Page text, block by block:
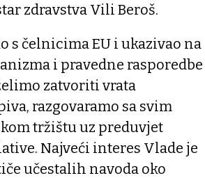
zdravstva Vili Beroš.
s čelnicima EU i ukazivao na
i pravedne rasporedbe
zatvoriti vrata
razgovaramo sa svim
tržištu uz preduvjet
Najveći interes Vlade je
učestalih navoda oko